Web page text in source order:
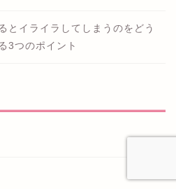
とイライラしてしまうのをどう
3つのポイント